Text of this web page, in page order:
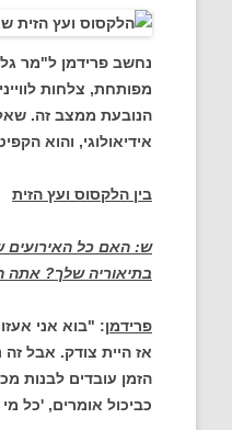
נחשב פרידמן ל"מר
מפותחת, צלחות
הנובעת ממצב זה.
אידיאולוגי, והוא
בין הלקסוס ועץ הזית
ש: האם כל האירועים
בתיאוריה שלך? אתה
פרידמן: "בוא אני
אז היית צודק. אבל
הזמן עובדים לבנות
כביכול אומרים, 'כל